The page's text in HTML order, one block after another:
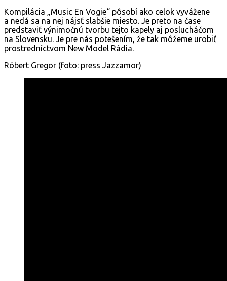
Kompilácia „Music En Vogie“ pôsobí ako celok vyvážene
a nedá sa na nej nájsť slabšie miesto. Je preto na čase
predstaviť výnimočnú tvorbu tejto kapely aj poslucháčom
na Slovensku. Je pre nás potešením, že tak môžeme urobiť
prostredníctvom New Model Rádia.
Róbert Gregor (foto: press Jazzamor)